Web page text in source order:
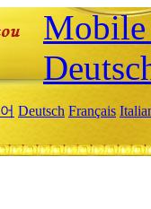
Deutsch Français